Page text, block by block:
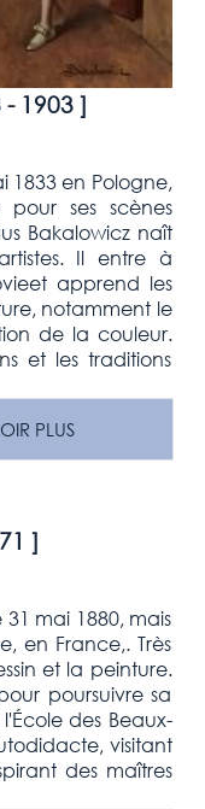
- 1903]
1833 en Pologne,
ses scènes
Bakalowicz naît
Il entre à
apprend les
notamment le
de la couleur.
et les traditions
PLUS
]
mai 1880, mais
en France,. Très
et la peinture.
poursuivre sa
des Beaux-
visitant
des maîtres